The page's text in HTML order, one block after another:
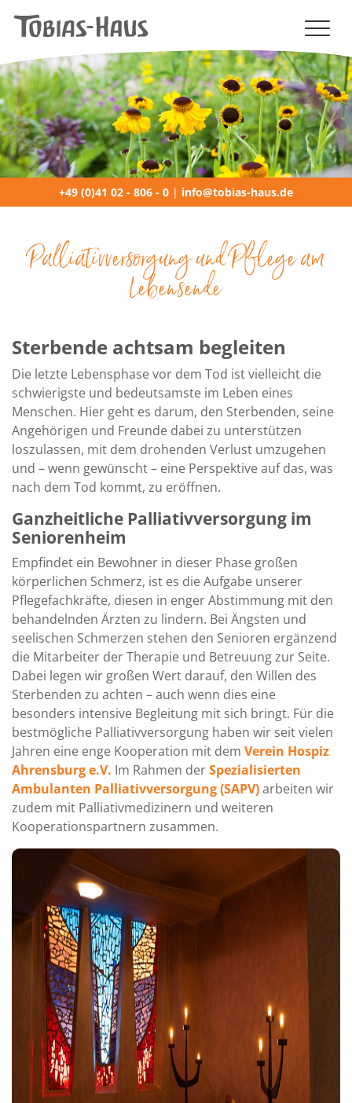
NAVIGATION (MOBILE)
+49 (0)41 02 - 806 - 0 | info@tobias-haus.de
Palliativversorgung und Pflege am
Lebensende
Sterbende achtsam begleiten
Die letzte Lebensphase vor dem Tod ist vielleicht die
schwierigste und bedeutsamste im Leben eines
Menschen. Hier geht es darum, den Sterbenden, seine
Angehörigen und Freunde dabei zu unterstützen
loszulassen, mit dem drohenden Verlust umzugehen
und – wenn gewünscht – eine Perspektive auf das, was
nach dem Tod kommt, zu eröffnen.
Ganzheitliche Palliativversorgung im
Seniorenheim
Empfindet ein Bewohner in dieser Phase großen
körperlichen Schmerz, ist es die Aufgabe unserer
Pflegefachkräfte, diesen in enger Abstimmung mit den
behandelnden Ärzten zu lindern. Bei Ängsten und
seelischen Schmerzen stehen den Senioren ergänzend
die Mitarbeiter der Therapie und Betreuung zur Seite.
Dabei legen wir großen Wert darauf, den Willen des
Sterbenden zu achten – auch wenn dies eine
besonders intensive Begleitung mit sich bringt. Für die
bestmögliche Palliativversorgung haben wir seit vielen
Jahren eine enge Kooperation mit dem Verein Hospiz
Ahrensburg e.V. Im Rahmen derSpezialisierten
Ambulanten Palliativversorgung (SAPV)arbeiten wir
zudem mit Palliativmedizinern und weiteren
Kooperationspartnern zusammen.